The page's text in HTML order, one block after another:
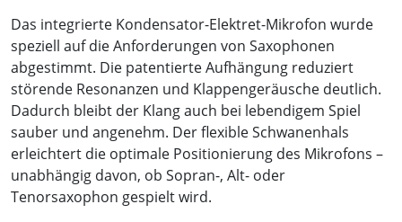
Das integrierte Kondensator-Elektret-Mikrofon wurde
speziell auf die Anforderungen von Saxophonen
abgestimmt. Die patentierte Aufhängung reduziert
störende Resonanzen und Klappengeräusche deutlich.
Dadurch bleibt der Klang auch bei lebendigem Spiel
sauber und angenehm. Der flexible Schwanenhals
erleichtert die optimale Positionierung des Mikrofons –
unabhängig davon, ob Sopran-, Alt- oder
Tenorsaxophon gespielt wird.